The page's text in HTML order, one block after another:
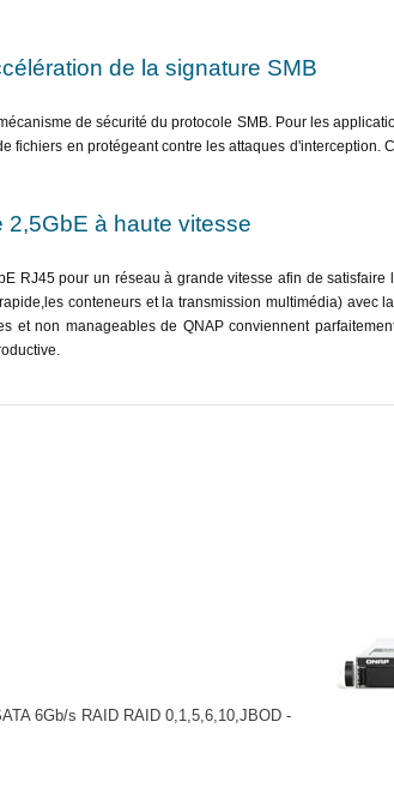
de la signature SMB
de sécurité du protocole SMB. Pour les
fichiers en protégeant contre les attaques d'interception.
2,5GbE à haute vitesse
RJ45 pour un réseau à grande vitesse afin de
conteneurs et la transmission multimédia) avec
et non manageables de QNAP conviennent
6Gb/s RAID RAID 0,1,5,6,10,JBOD -